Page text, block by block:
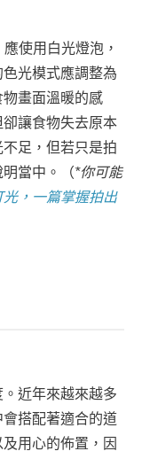
使用白光燈泡，
光模式應調整為
畫面溫暖的感
讓食物失去原本
足，但若只是拍
當中。（*你可能
，一篇掌握拍出
近年來越來越多
搭配著適合的道
用心的佈置，因